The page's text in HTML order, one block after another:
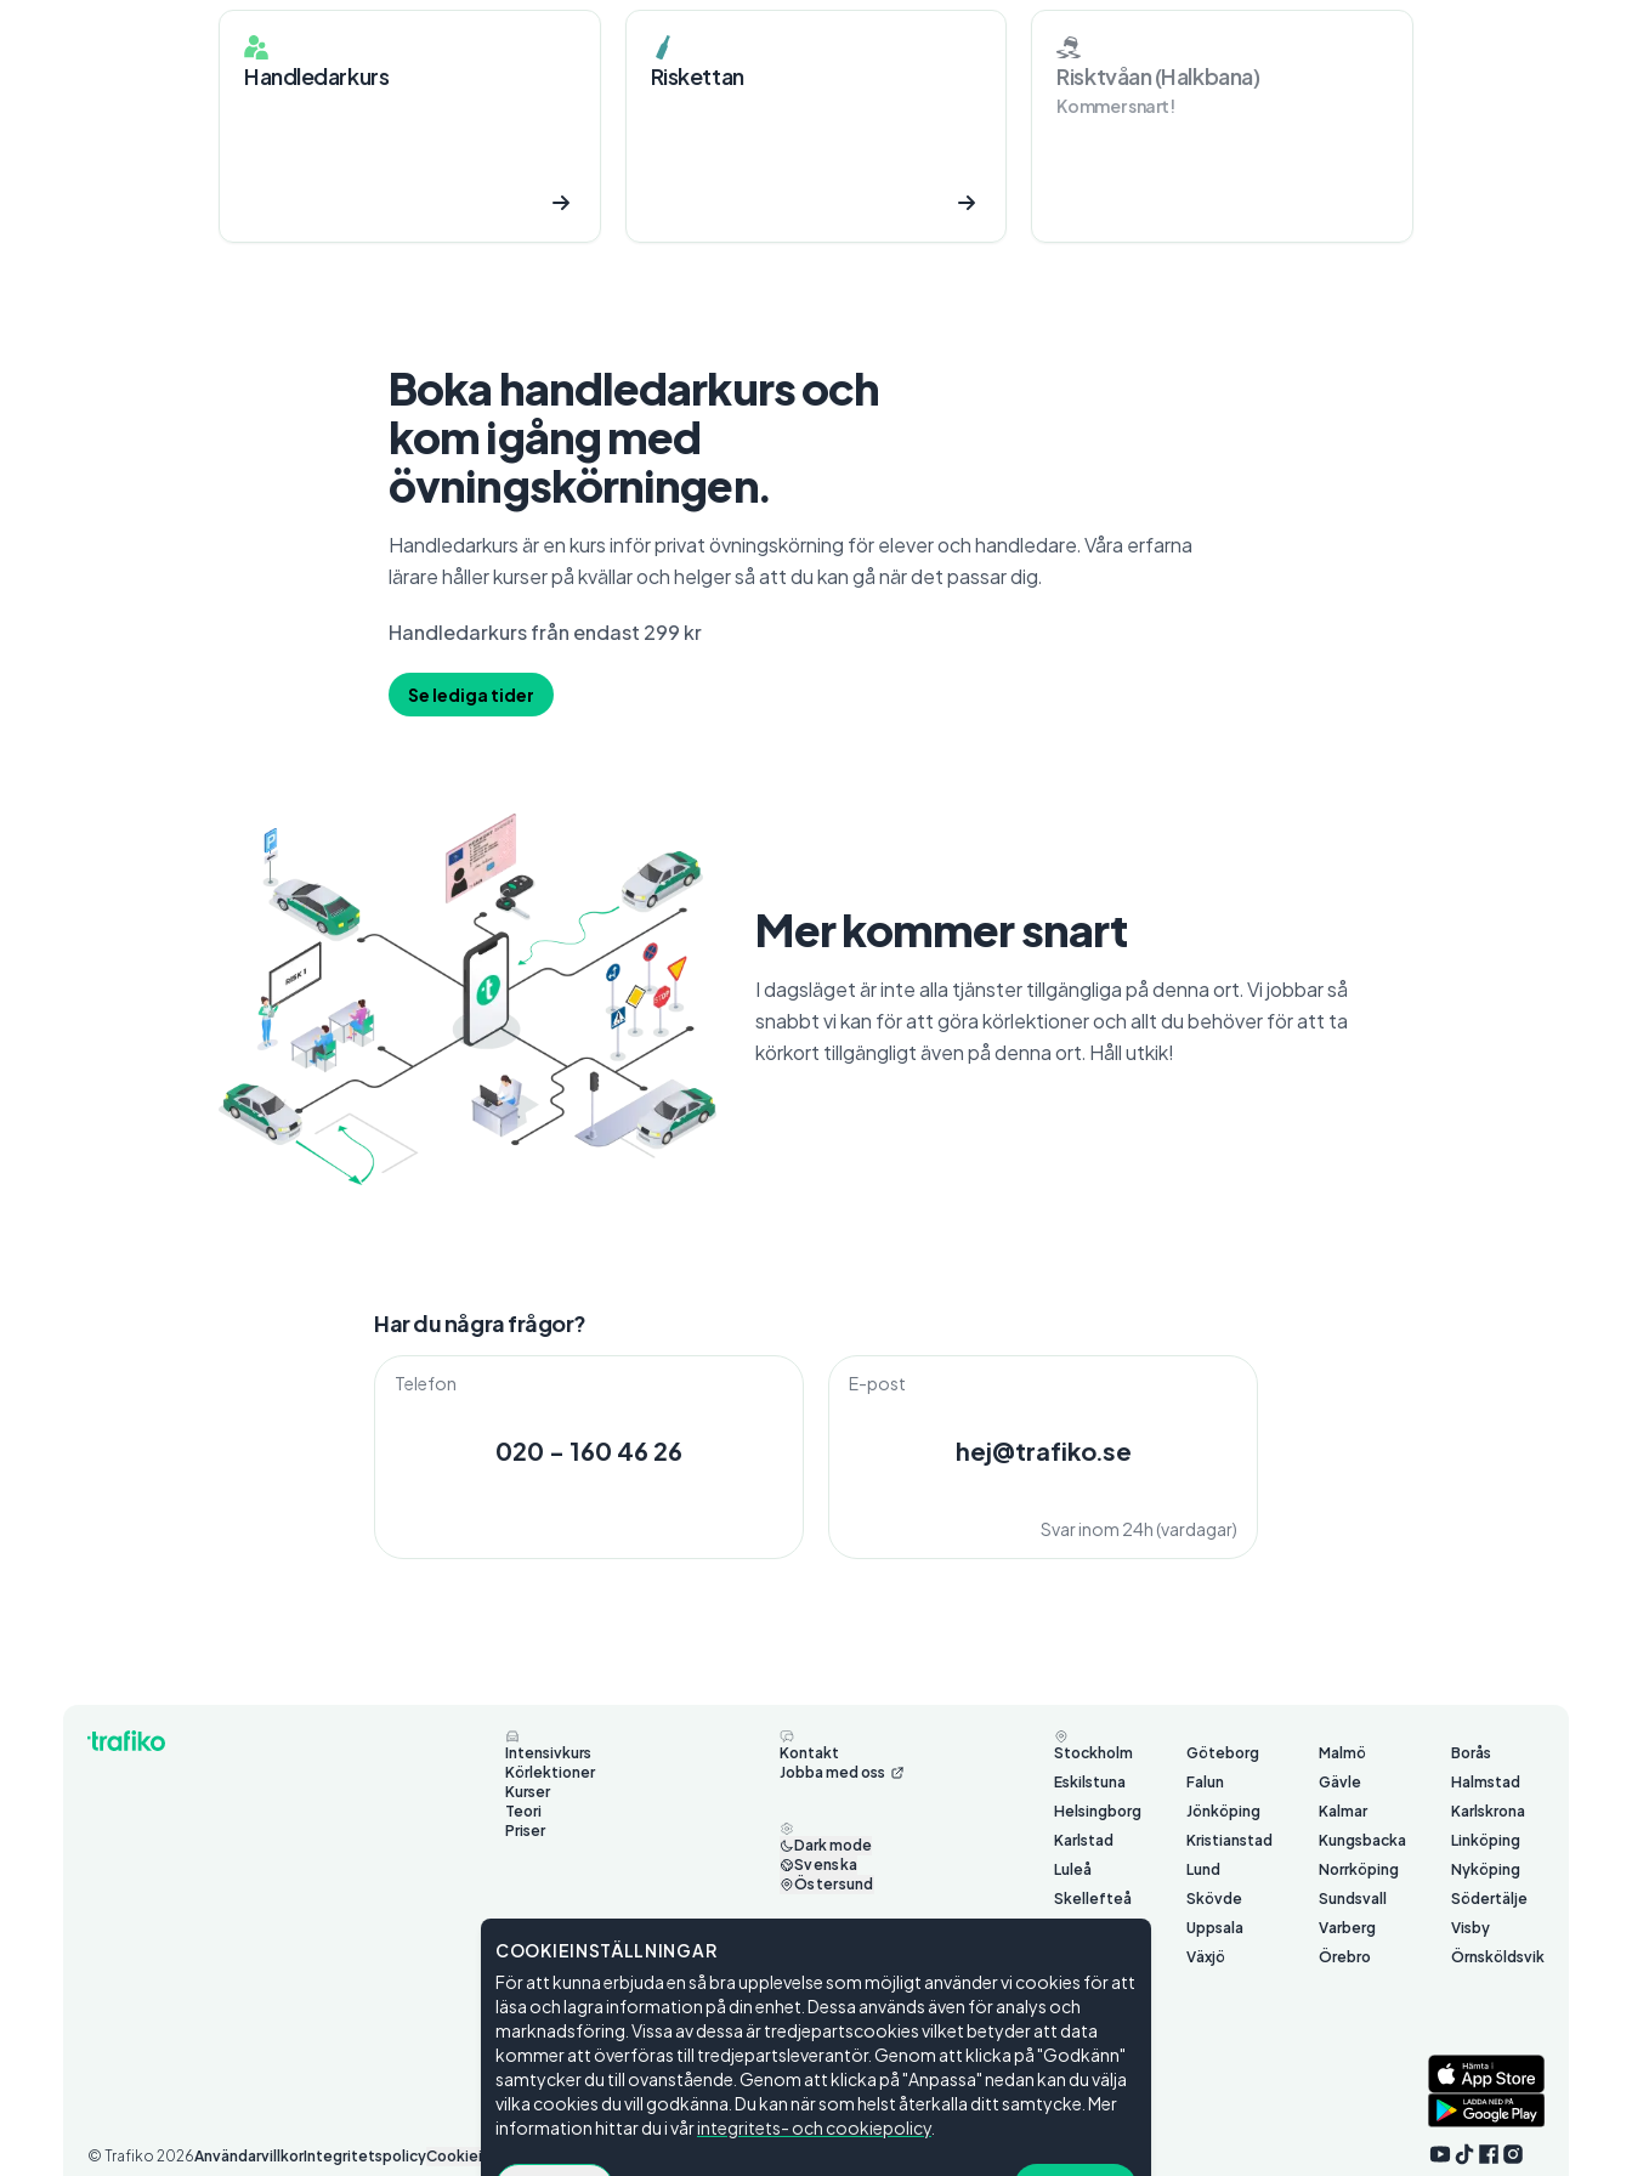
Handledarkurs Riskettan Risktvåan (Halkbana)
Kommer snart!
Boka handledarkurs och
kom igång med
övningskörningen.
Handledarkurs är en kurs inför privat övningskörning för elever och handledare. Våra erfarna
lärare håller kurser på kvällar och helger så att du kan gå när det passar dig.
Handledarkurs från endast 299 kr
Se lediga tider
Mer kommer snart
I dagsläget är inte alla tjänster tillgängliga på denna ort. Vi jobbar så
snabbt vi kan för att göra körlektioner och allt du behöver för att ta
körkort tillgängligt även på denna ort. Håll utkik!
Har du några frågor?
Telefon
020 - 160 46 26
E-post
hej@trafiko.se
Svar inom 24h (vardagar)
Intensivkurs
Körlektioner
Kurser
Teori
Priser
Kontakt
Jobba med oss
Dark mode
Svenska
Östersund
Stockholm Göteborg Malmö
Borås
Eskilstuna
Falun Gävle
Halmstad
Helsingborg
Jönköping Kalmar
Karlskrona
Karlstad
Kristianstad Kungsbacka
Linköping
Luleå
Lund Norrköping
Nyköping
Skellefteå
Skövde Sundsvall
Södertälje
Uppsala Varberg
Visby
Växjö Örebro
Örnsköldsvik
Östersund
© Trafiko 2026AnvändarvillkorIntegritetspolicyCookieinställningar
COOKIEINSTÄLLNINGAR
För att kunna erbjuda en så bra upplevelse som möjligt använder vi cookies för att
läsa och lagra information på din enhet. Dessa används även för analys och
marknadsföring. Vissa av dessa är tredjepartscookies vilket betyder att data
kommer att överföras till tredjepartsleverantör. Genom att klicka på "Godkänn"
samtycker du till ovanstående. Genom att klicka på "Anpassa" nedan kan du välja
vilka cookies du vill godkänna. Du kan när som helst återkalla ditt samtycke. Mer
information hittar du i vårintegritets- och cookiepolicy.